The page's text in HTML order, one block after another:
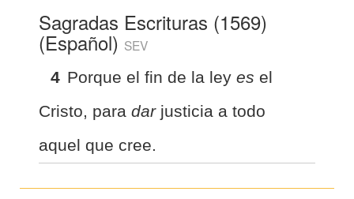
Sagradas Escrituras (1569)
(Español) SEV
4 Porque el fin de la ley es el
Cristo, para darjusticia a todo
aquel que cree.